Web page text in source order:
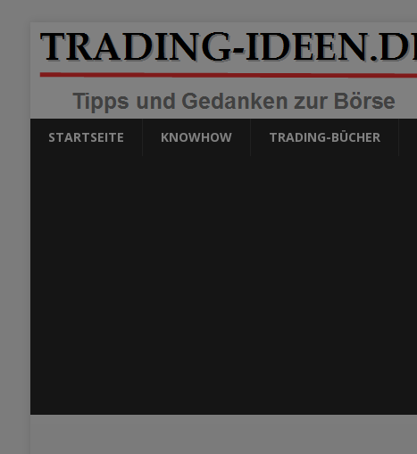
STARTSEITE KNOWHOW TRADING-BÜCHER